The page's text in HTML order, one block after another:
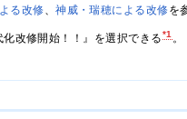
る改修、神威・瑞穂による改修を
化改修開始！！』を選択できる*1 。